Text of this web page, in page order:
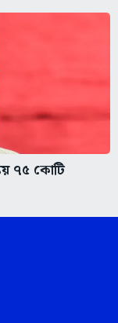
৭৫ কোটি